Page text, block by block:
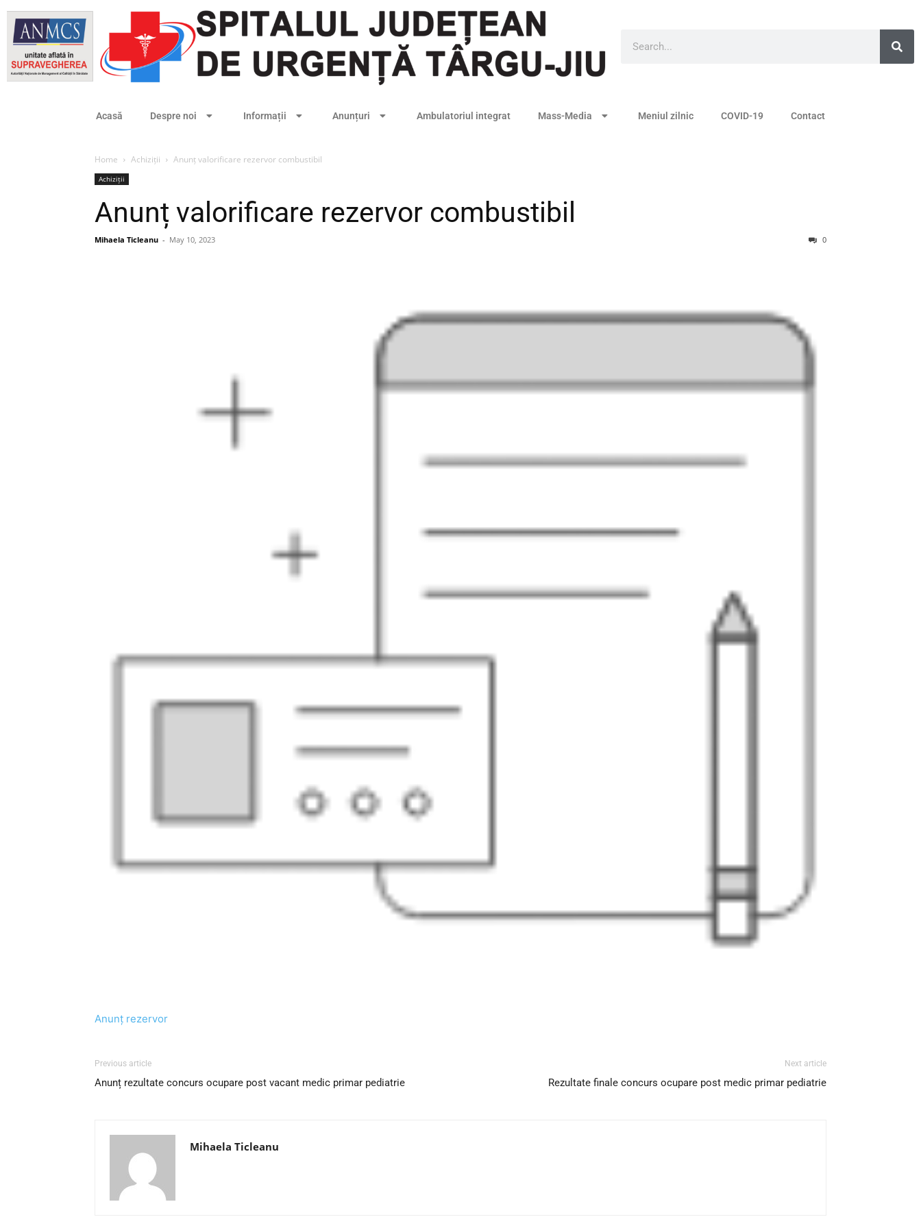
Acasă Despre noi Informații Anunțuri Ambulatoriul integrat Mass-Media Meniul zilnic COVID-19 Contact
Home Achiziții Anunț valorificare rezervor combustibil
Achiziții
Anunț valorificare rezervor combustibil
Mihaela Ticleanu - May 10, 2023 0
Anunț rezervor
Previous article
Anunț rezultate concurs ocupare post vacant medic primar pediatrie
Next article
Rezultate finale concurs ocupare post medic primar pediatrie
Mihaela Ticleanu